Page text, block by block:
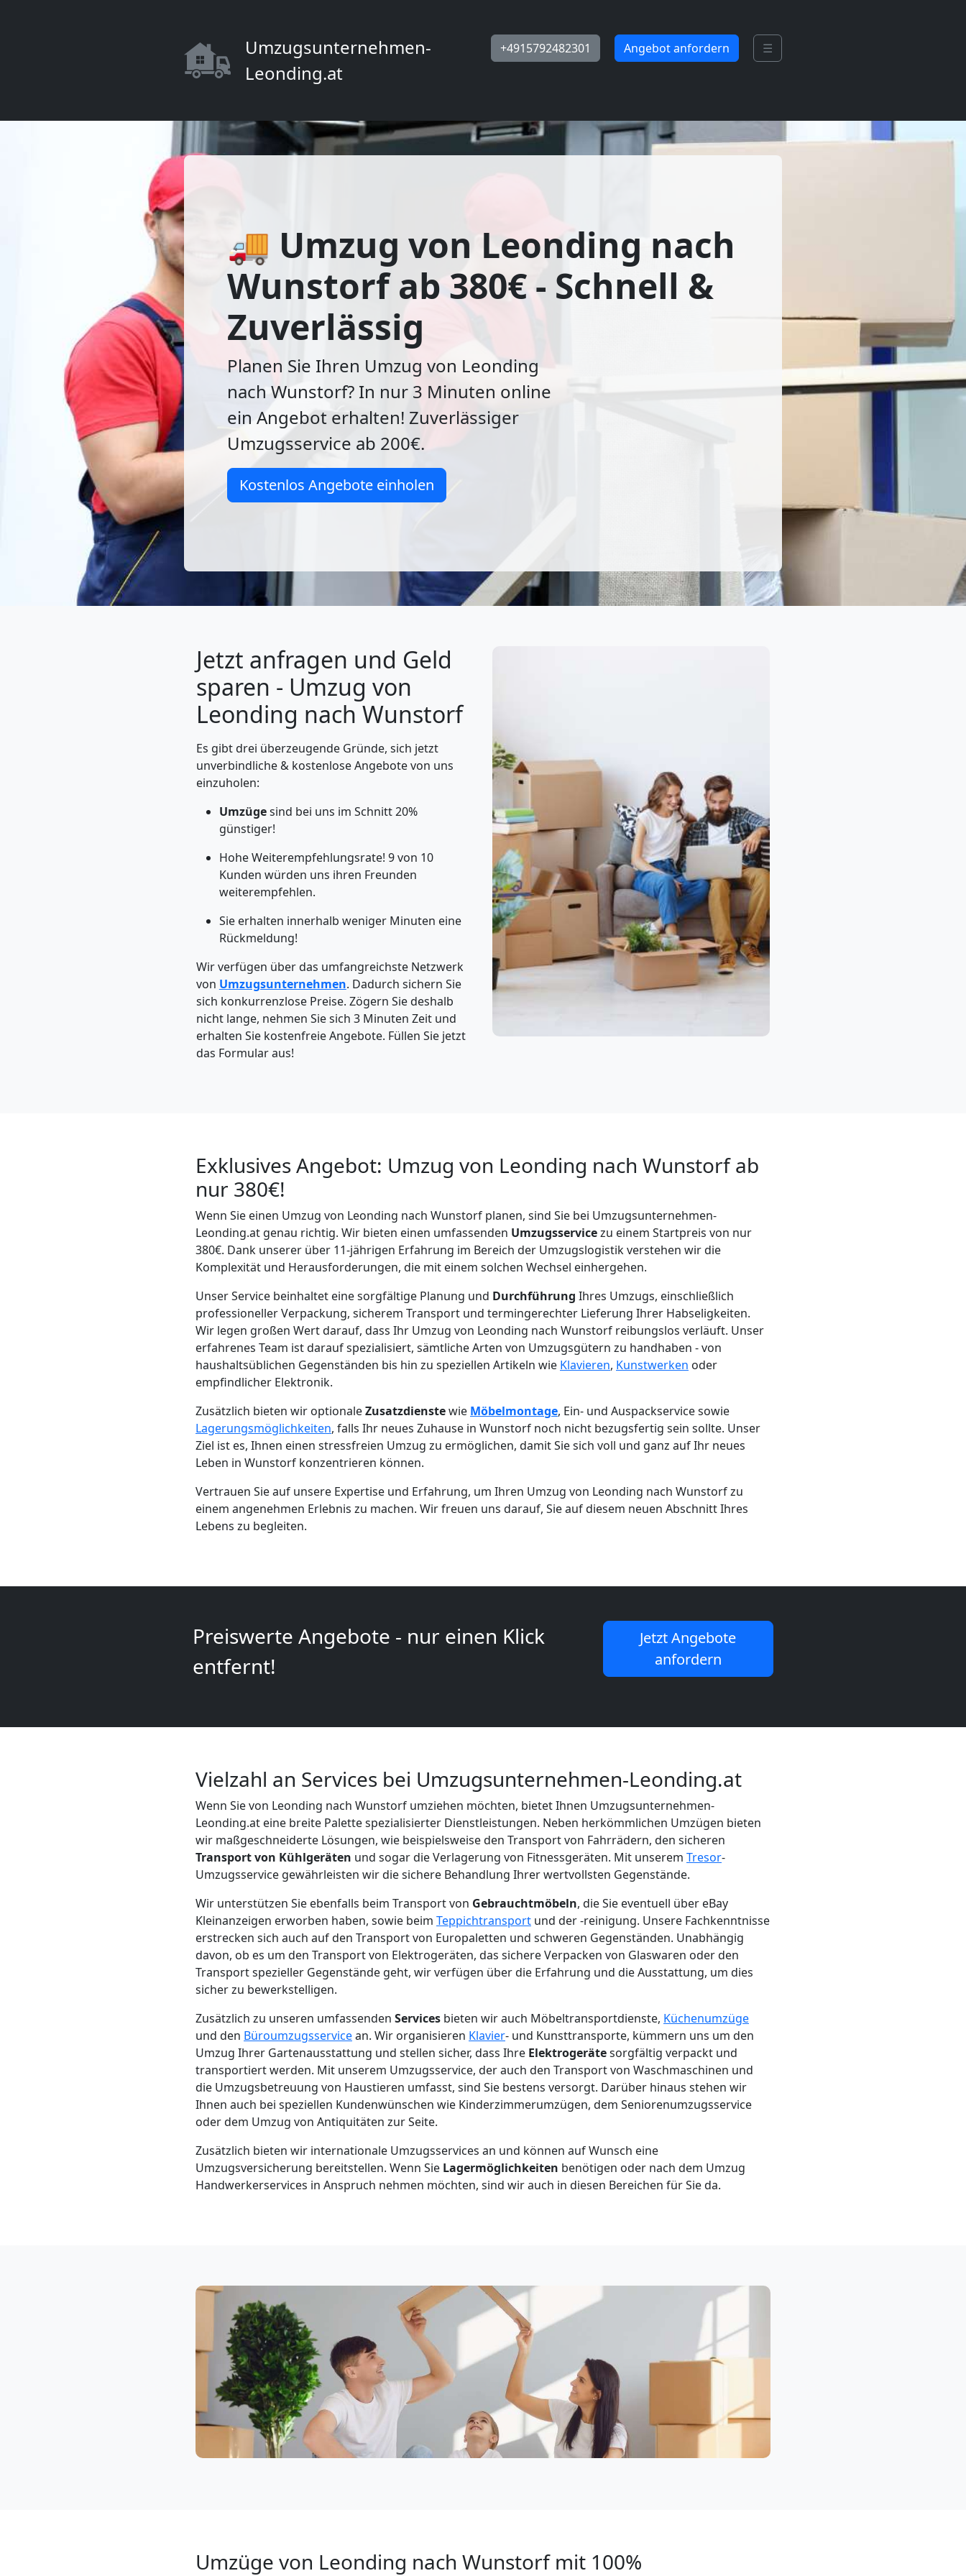
Umzugsunternehmen-
Leonding.at
+4915792482301 Angebot anfordern ☰
🚚 Umzug von Leonding nach
Wunstorf ab 380€ - Schnell &
Zuverlässig
Planen Sie Ihren Umzug von Leonding
nach Wunstorf? In nur 3 Minuten online
ein Angebot erhalten! Zuverlässiger
Umzugsservice ab 200€.
Kostenlos Angebote einholen
Jetzt anfragen und Geld
sparen - Umzug von
Leonding nach Wunstorf
Es gibt drei überzeugende Gründe, sich jetzt
unverbindliche & kostenlose Angebote von uns
einzuholen:
Umzügesind bei uns im Schnitt 20%
günstiger!
Hohe Weiterempfehlungsrate! 9 von 10
Kunden würden uns ihren Freunden
weiterempfehlen.
Sie erhalten innerhalb weniger Minuten eine
Rückmeldung!
Wir verfügen über das umfangreichste Netzwerk
von Umzugsunternehmen. Dadurch sichern Sie
sich konkurrenzlose Preise. Zögern Sie deshalb
nicht lange, nehmen Sie sich 3 Minuten Zeit und
erhalten Sie kostenfreie Angebote. Füllen Sie jetzt
das Formular aus!
Exklusives Angebot: Umzug von Leonding nach Wunstorf ab
nur 380€!
Wenn Sie einen Umzug von Leonding nach Wunstorf planen, sind Sie bei Umzugsunternehmen-
Leonding.at genau richtig. Wir bieten einen umfassenden Umzugsservicezu einem Startpreis von nur
380€. Dank unserer über 11-jährigen Erfahrung im Bereich der Umzugslogistik verstehen wir die
Komplexität und Herausforderungen, die mit einem solchen Wechsel einhergehen.
Unser Service beinhaltet eine sorgfältige Planung und Durchführung Ihres Umzugs, einschließlich
professioneller Verpackung, sicherem Transport und termingerechter Lieferung Ihrer Habseligkeiten.
Wir legen großen Wert darauf, dass Ihr Umzug von Leonding nach Wunstorf reibungslos verläuft. Unser
erfahrenes Team ist darauf spezialisiert, sämtliche Arten von Umzugsgütern zu handhaben - von
haushaltsüblichen Gegenständen bis hin zu speziellen Artikeln wie Klavieren, Kunstwerken oder
empfindlicher Elektronik.
Zusätzlich bieten wir optionaleZusatzdienstewie Möbelmontage, Ein- und Auspackservice sowie
Lagerungsmöglichkeiten, falls Ihr neues Zuhause in Wunstorf noch nicht bezugsfertig sein sollte. Unser
Ziel ist es, Ihnen einen stressfreien Umzug zu ermöglichen, damit Sie sich voll und ganz auf Ihr neues
Leben in Wunstorf konzentrieren können.
Vertrauen Sie auf unsere Expertise und Erfahrung, um Ihren Umzug von Leonding nach Wunstorf zu
einem angenehmen Erlebnis zu machen. Wir freuen uns darauf, Sie auf diesem neuen Abschnitt Ihres
Lebens zu begleiten.
Preiswerte Angebote - nur einen Klick
entfernt!
Jetzt Angebote
anfordern
Vielzahl an Services bei Umzugsunternehmen-Leonding.at
Wenn Sie von Leonding nach Wunstorf umziehen möchten, bietet Ihnen Umzugsunternehmen-
Leonding.at eine breite Palette spezialisierter Dienstleistungen. Neben herkömmlichen Umzügen bieten
wir maßgeschneiderte Lösungen, wie beispielsweise den Transport von Fahrrädern, den sicheren
Transport von Kühlgeräten und sogar die Verlagerung von Fitnessgeräten. Mit unserem Tresor-
Umzugsservice gewährleisten wir die sichere Behandlung Ihrer wertvollsten Gegenstände.
Wir unterstützen Sie ebenfalls beim Transport von Gebrauchtmöbeln, die Sie eventuell über eBay
Kleinanzeigen erworben haben, sowie beim Teppichtransport und der -reinigung. Unsere Fachkenntnisse
erstrecken sich auch auf den Transport von Europaletten und schweren Gegenständen. Unabhängig
davon, ob es um den Transport von Elektrogeräten, das sichere Verpacken von Glaswaren oder den
Transport spezieller Gegenstände geht, wir verfügen über die Erfahrung und die Ausstattung, um dies
sicher zu bewerkstelligen.
Zusätzlich zu unseren umfassenden Services bieten wir auch Möbeltransportdienste, Küchenumzüge
und den Büroumzugsservicean. Wir organisieren Klavier- und Kunsttransporte, kümmern uns um den
Umzug Ihrer Gartenausstattung und stellen sicher, dass Ihre Elektrogerätesorgfältig verpackt und
transportiert werden. Mit unserem Umzugsservice, der auch den Transport von Waschmaschinen und
die Umzugsbetreuung von Haustieren umfasst, sind Sie bestens versorgt. Darüber hinaus stehen wir
Ihnen auch bei speziellen Kundenwünschen wie Kinderzimmerumzügen, dem Seniorenumzugsservice
oder dem Umzug von Antiquitäten zur Seite.
Zusätzlich bieten wir internationale Umzugsservices an und können auf Wunsch eine
Umzugsversicherung bereitstellen. Wenn Sie Lagermöglichkeiten benötigen oder nach dem Umzug
Handwerkerservices in Anspruch nehmen möchten, sind wir auch in diesen Bereichen für Sie da.
Umzüge von Leonding nach Wunstorf mit 100%
Mann